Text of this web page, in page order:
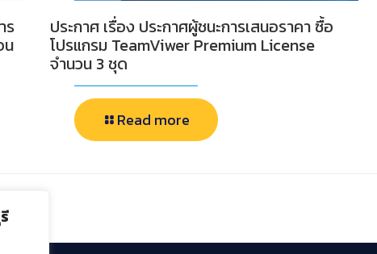
ร
น
ประกาศ เรื่อง ประกาศผู้ชนะการเสนอราคา ซื้อ
โปรแกรม TeamViwer Premium License
จำนวน 3 ชุด
Read more